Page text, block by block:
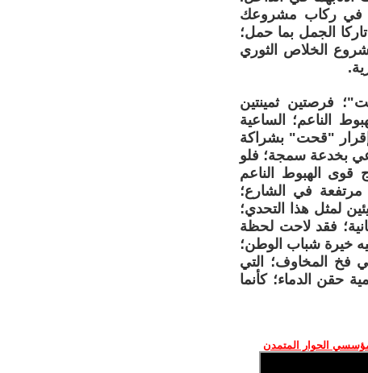
في ركاب مشروعك
الجمل بما حمل؛
الخلاص الثوري
فرصتين ثمينتين
الناعم؛ الساعية
إقرار "قحت" بشراكة
بخدعة سمجة؛ فلو
الهبوط الناعم
في الشارع؛
لمثل هذا التحدي؛
فقد لاحت لحظة
خيرة شباب الوطن؛
فخ المخاوف؛ التي
حقن الدماء؛ كأنما
الحوار المتمدن